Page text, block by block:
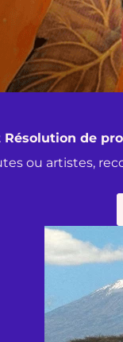
de
ou artistes,